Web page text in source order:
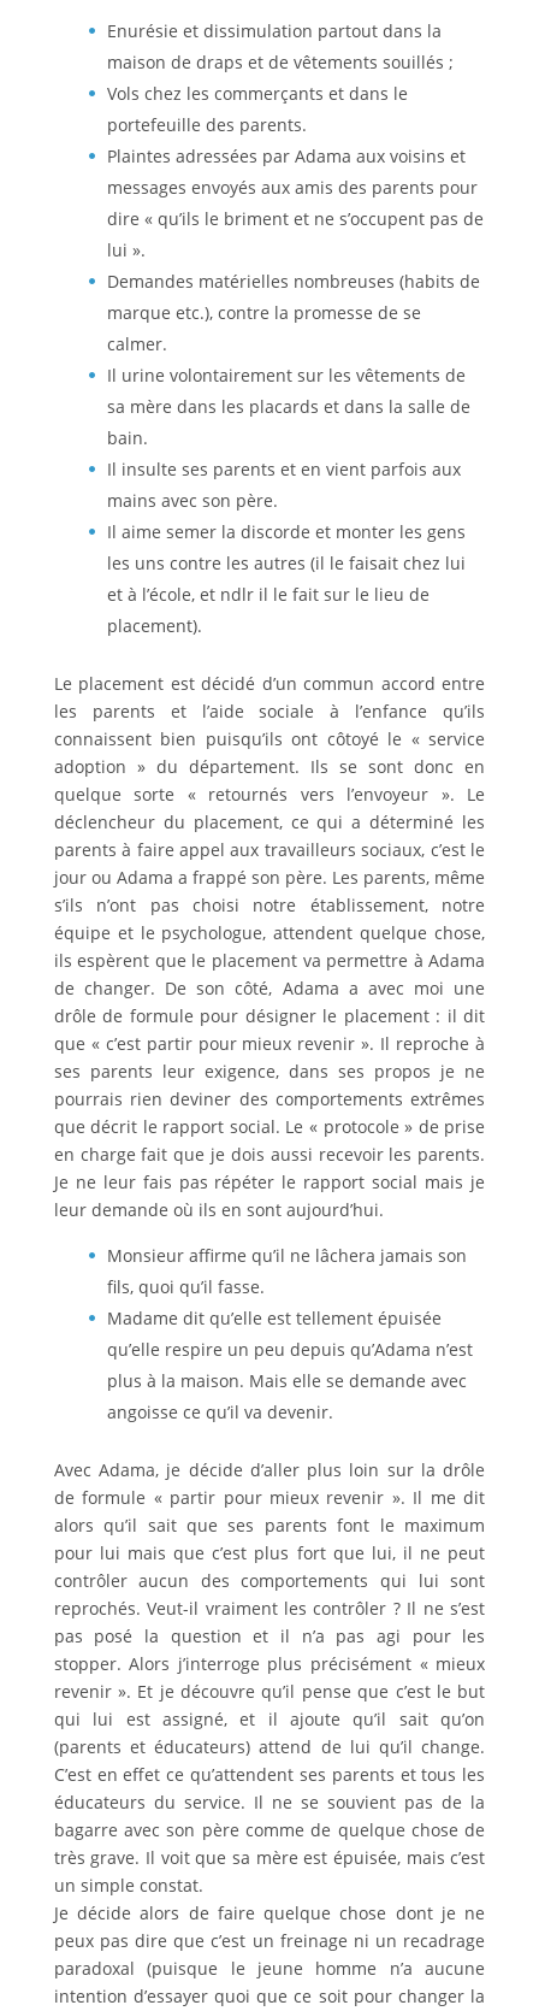
Enurésie et dissimulation partout dans la
maison de draps et de vêtements souillés ;
Vols chez les commerçants et dans le
portefeuille des parents.
Plaintes adressées par Adama aux voisins et
messages envoyés aux amis des parents pour
dire « qu’ils le briment et ne s’occupent pas de
lui ».
Demandes matérielles nombreuses (habits de
marque etc.), contre la promesse de se
calmer.
Il urine volontairement sur les vêtements de
sa mère dans les placards et dans la salle de
bain.
Il insulte ses parents et en vient parfois aux
mains avec son père.
Il aime semer la discorde et monter les gens
les uns contre les autres (il le faisait chez lui
et à l’école, et ndlr il le fait sur le lieu de
placement).
Le placement est décidé d’un commun accord entre
les parents et l’aide sociale à l’enfance qu’ils
connaissent bien puisqu’ils ont côtoyé le « service
adoption » du département. Ils se sont donc en
quelque sorte « retournés vers l’envoyeur ». Le
déclencheur du placement, ce qui a déterminé les
parents à faire appel aux travailleurs sociaux, c’est le
jour ou Adama a frappé son père. Les parents, même
s’ils n’ont pas choisi notre établissement, notre
équipe et le psychologue, attendent quelque chose,
ils espèrent que le placement va permettre à Adama
de changer. De son côté, Adama a avec moi une
drôle de formule pour désigner le placement : il dit
que « c’est partir pour mieux revenir ». Il reproche à
ses parents leur exigence, dans ses propos je ne
pourrais rien deviner des comportements extrêmes
que décrit le rapport social. Le « protocole » de prise
en charge fait que je dois aussi recevoir les parents.
Je ne leur fais pas répéter le rapport social mais je
leur demande où ils en sont aujourd’hui.
Monsieur affirme qu’il ne lâchera jamais son
fils, quoi qu’il fasse.
Madame dit qu’elle est tellement épuisée
qu’elle respire un peu depuis qu’Adama n’est
plus à la maison. Mais elle se demande avec
angoisse ce qu’il va devenir.
Avec Adama, je décide d’aller plus loin sur la drôle
de formule « partir pour mieux revenir ». Il me dit
alors qu’il sait que ses parents font le maximum
pour lui mais que c’est plus fort que lui, il ne peut
contrôler aucun des comportements qui lui sont
reprochés. Veut-il vraiment les contrôler ? Il ne s’est
pas posé la question et il n’a pas agi pour les
stopper. Alors j’interroge plus précisément « mieux
revenir ». Et je découvre qu’il pense que c’est le but
qui lui est assigné, et il ajoute qu’il sait qu’on
(parents et éducateurs) attend de lui qu’il change.
C’est en effet ce qu’attendent ses parents et tous les
éducateurs du service. Il ne se souvient pas de la
bagarre avec son père comme de quelque chose de
très grave. Il voit que sa mère est épuisée, mais c’est
un simple constat.
Je décide alors de faire quelque chose dont je ne
peux pas dire que c’est un freinage ni un recadrage
paradoxal (puisque le jeune homme n’a aucune
intention d’essayer quoi que ce soit pour changer la